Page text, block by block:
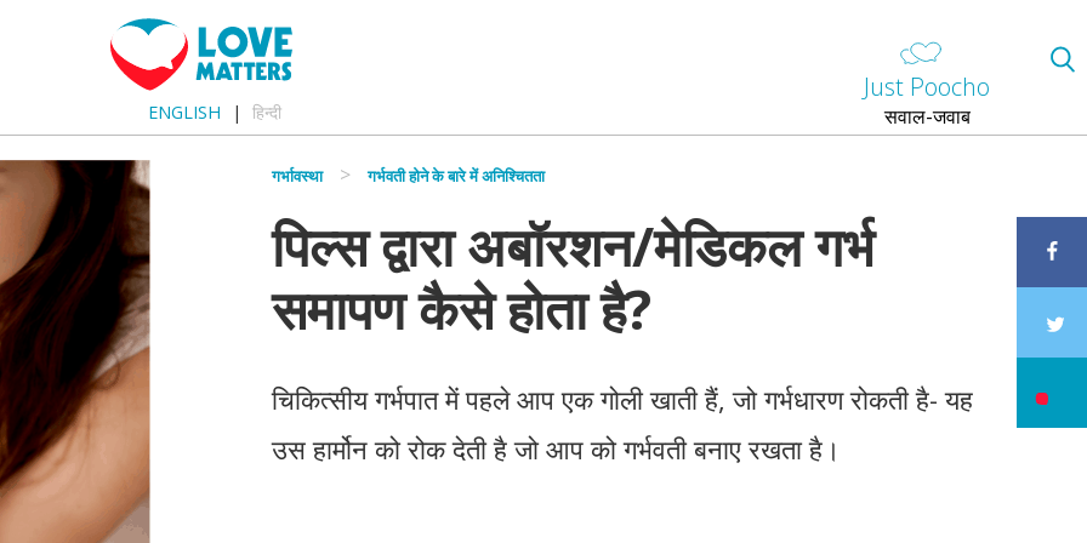
ENGLISH हिन्दी
Just Poocho
सवाल-जवाब
गर्भावस्था गर्भवती होने के बारे में अनिश्चितता
पिल्स द्वारा अबॉरशन/मेडिकल गर्भ
समापण कैसे होता है?
चिकित्सीय गर्भपात में पहले आप एक गोली खाती हैं, जो गर्भधारण रोकती है- यह
उस हार्मोन को रोक देती है जो आप को गर्भवती बनाए रखता है।